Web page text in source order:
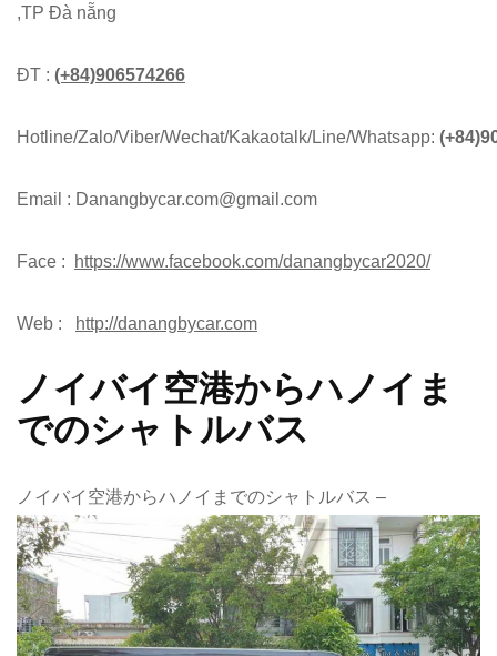
,TP Đà nẵng
ĐT : (+84)906574266
Hotline/Zalo/Viber/Wechat/Kakaotalk/Line/Whatsapp:
Email : Danangbycar.com@gmail.com
Face : https://www.facebook.com/danangbycar2020/
Web : http://danangbycar.com
ノイバイ空港からハノイま
でのシャトルバス
ノイバイ空港からハノイまでのシャトルバス –